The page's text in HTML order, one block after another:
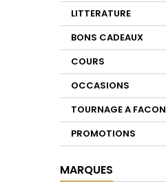
LITTERATURE
BONS CADEAUX
COURS
OCCASIONS
TOURNAGE A FACON
PROMOTIONS
MARQUES